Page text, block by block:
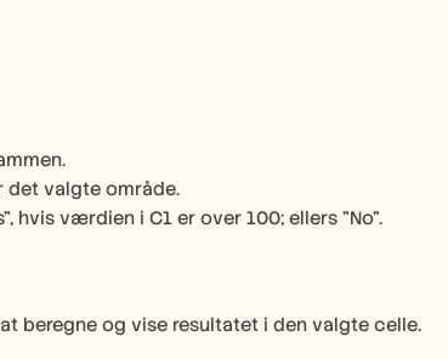
det valgte område.
hvis værdien i C1 er over 100; ellers "No".
beregne og vise resultatet i den valgte celle.